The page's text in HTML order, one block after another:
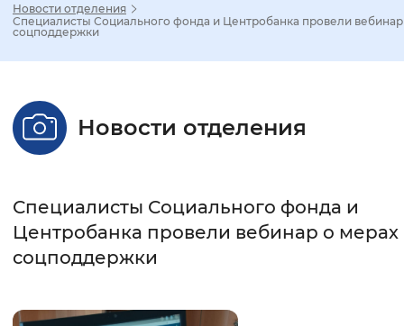
Стандартный Увеличенный
Без засечек С засечками
Интервал между буквами
Новости отделения
Специалисты Социального фонда и Центробанка провели
соцподдержки
Новости отделения
Специалисты Социального фонда и
Центробанка провели вебинар о мерах
соцподдержки